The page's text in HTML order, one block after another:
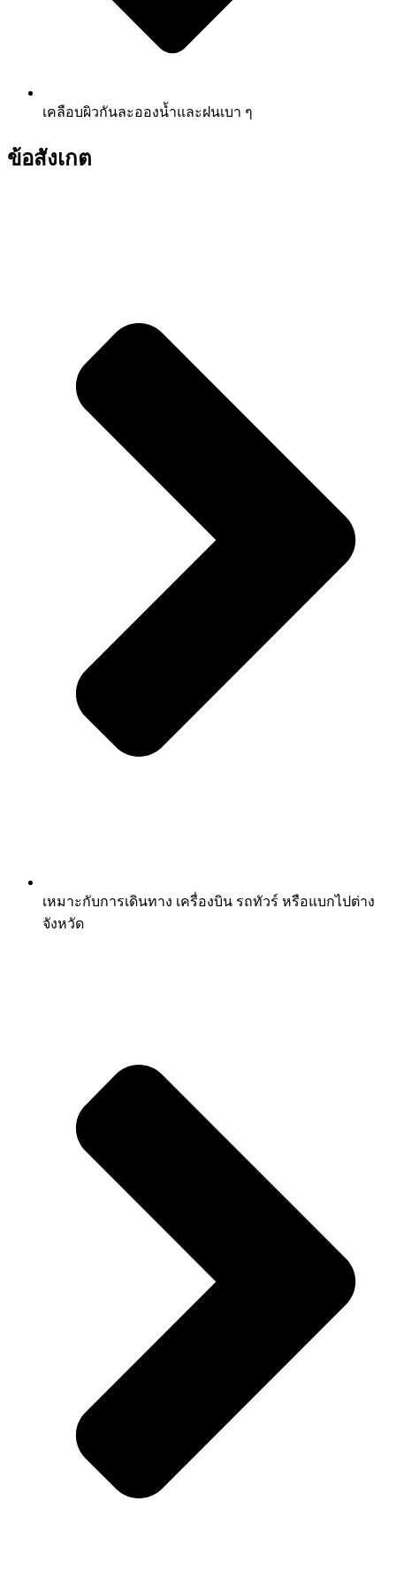
เคลือบผิวกันละอองน้ำและฝนเบา ๆ
ข้อสังเกต
เหมาะกับการเดินทาง เครื่องบิน รถทัวร์ หรือแบกไปต่าง
จังหวัด